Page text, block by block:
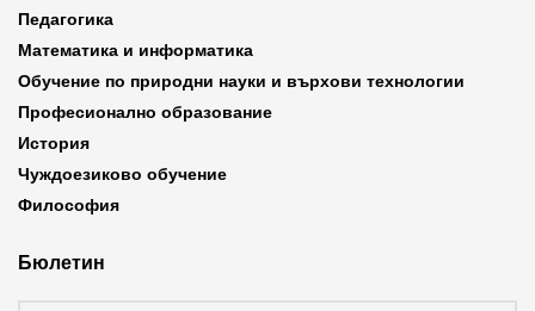
Педагогика
Математика и информатика
Обучение по природни науки и върхови технологии
Професионално образование
История
Чуждоезиково обучение
Философия
Бюлетин